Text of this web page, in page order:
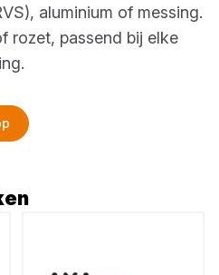
aluminium of messing.
rozet, passend bij elke